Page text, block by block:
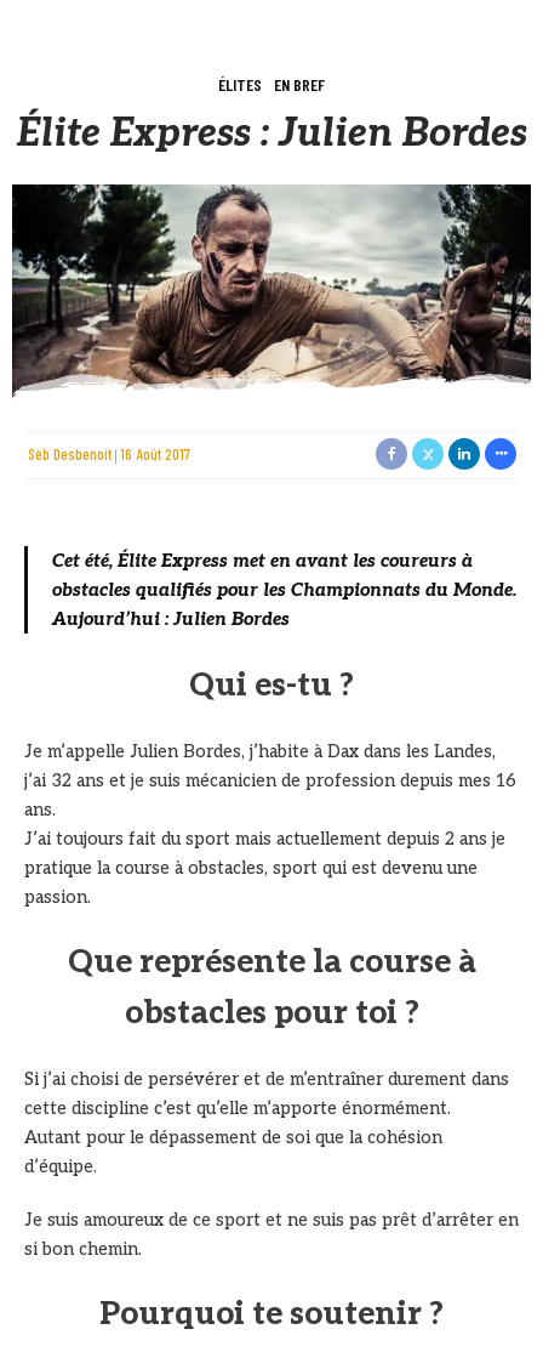
ÉLITES EN BREF
Élite Express : Julien Bordes
Sèb Desbenoit 16 Août 2017
Cet été, Élite Express met en avant les coureurs à
obstacles qualifiés pour les Championnats du Monde.
Aujourd’hui : Julien Bordes
Qui es-tu ?
Je m’appelle Julien Bordes, j’habite à Dax dans les Landes,
j’ai 32 ans et je suis mécanicien de profession depuis mes 16
ans.
J’ai toujours fait du sport mais actuellement depuis 2 ans je
pratique la course à obstacles, sport qui est devenu une
passion.
Que représente la course à
obstacles pour toi ?
Si j’ai choisi de persévérer et de m’entraîner durement dans
cette discipline c’est qu’elle m’apporte énormément.
Autant pour le dépassement de soi que la cohésion
d’équipe.
Je suis amoureux de ce sport et ne suis pas prêt d’arrêter en
si bon chemin.
Pourquoi te soutenir ?